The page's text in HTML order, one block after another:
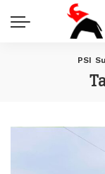
PSI